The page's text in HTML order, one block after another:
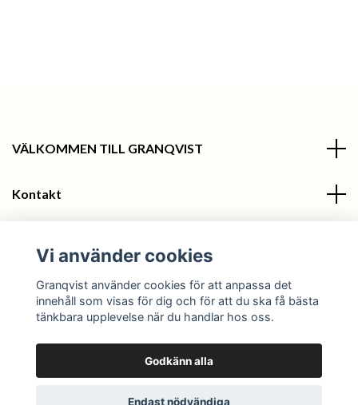
VÄLKOMMEN TILL GRANQVIST
Kontakt
Sociala medier
© 2026 Granqvist
Vi använder cookies
Granqvist använder cookies för att anpassa det
innehåll som visas för dig och för att du ska få bästa
tänkbara upplevelse när du handlar hos oss.
Godkänn alla
Endast nödvändiga